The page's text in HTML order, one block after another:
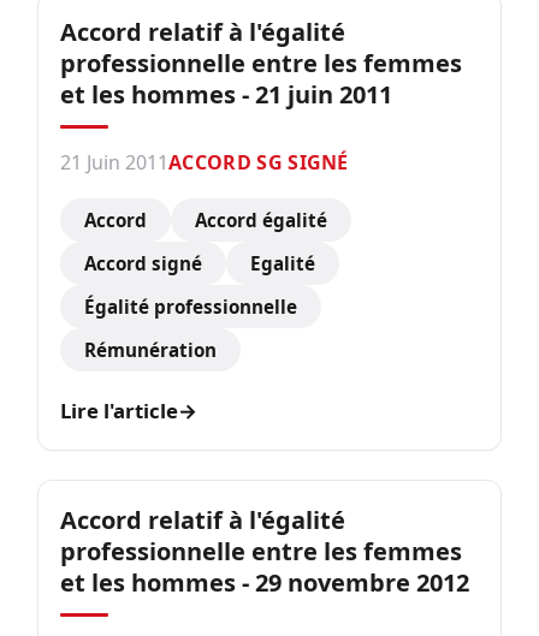
Accord relatif à l'égalité
professionnelle entre les femmes
et les hommes - 21 juin 2011
21 Juin 2011ACCORD SG SIGNÉ
Accord
Accord égalité
Accord signé
Egalité
Égalité professionnelle
Rémunération
Lire l'article→
Accord relatif à l'égalité
professionnelle entre les femmes
et les hommes - 29 novembre 2012